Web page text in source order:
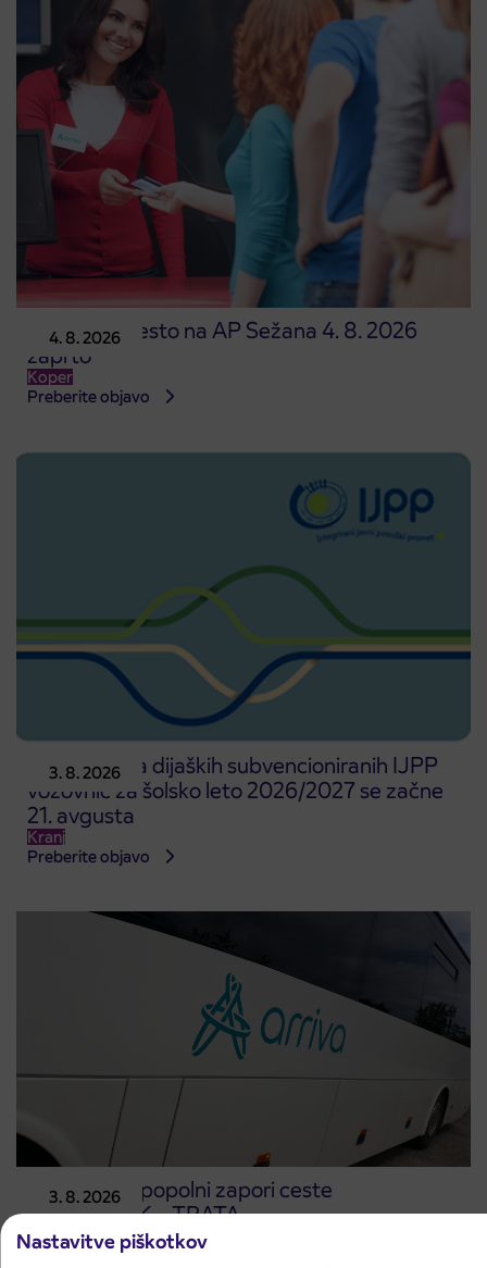
Nastavitve piškotkov
4. 8. 2026
Prodajno mesto na AP Sežana 4. 8. 2026
zaprto
Koper
Preberite objavo
3. 8. 2026
Predprodaja dijaških subvencioniranih IJPP
vozovnic za šolsko leto 2026/2027 se začne
21. avgusta
Kranj
Preberite objavo
3. 8. 2026
Obvestilo o popolni zapori ceste
ČEŠNJEVEK – TRATA
Kranj
Preberite objavo